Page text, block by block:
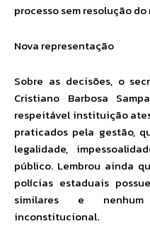
processo sem resolução
Nova representação
Sobre as decisões, o
Cristiano Barbosa
respeitável instituição
praticados pela gestão,
legalidade,
público. Lembrou ainda
polícias estaduais
similares e
inconstitucional.